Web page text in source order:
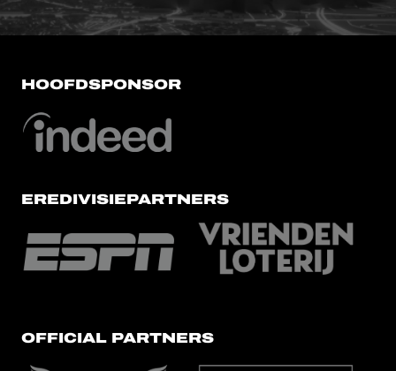
HOOFDSPONSOR
EREDIVISIEPARTNERS
OFFICIAL PARTNERS